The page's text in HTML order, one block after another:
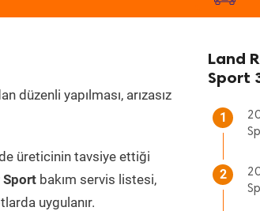
düzenli yapılması, arızasız
üreticinin tavsiye ettiği
Sport bakım servis listesi,
uygulanır.
Land
Sport
1
2